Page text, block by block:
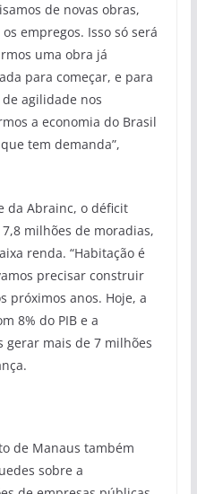
de novas obras,
empregos. Isso só será
uma obra já
para começar, e para
agilidade nos
a economia do Brasil
tem demanda”,
da Abrainc, o déficit
milhões de moradias,
renda. “Habitação é
precisar construir
próximos anos. Hoje, a
8% do PIB e a
gerar mais de 7 milhões
de Manaus também
sobre a